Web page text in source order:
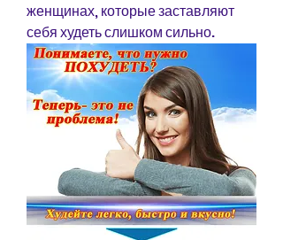
женщинах, которые заставляют
себя худеть слишком сильно.